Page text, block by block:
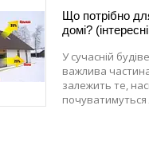
Що потрібно
домі?
У сучасній
важлива частина
залежить те,